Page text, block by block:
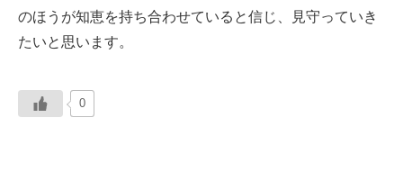
のほうが知恵を持ち合わせていると信じ、見守っていき
たいと思います。
0